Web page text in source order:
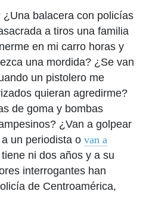
balacera con policías
a tiros una familia
en mi carro horas y
una mordida? ¿Se van
un pistolero me
quieran agredirme?
de goma y bombas
¿Van a golpear
un periodista o van a
ni dos años y a su
interrogantes han
de Centroamérica,